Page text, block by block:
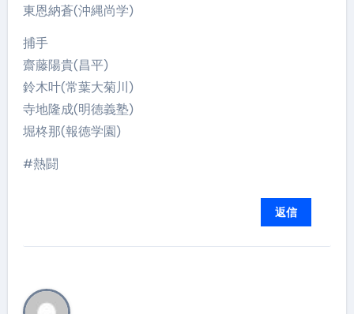
東恩納蒼(沖縄尚学)
捕手
齋藤陽貴(昌平)
鈴木叶(常葉大菊川)
寺地隆成(明徳義塾)
堀柊那(報徳学園)
#熱闘
返信